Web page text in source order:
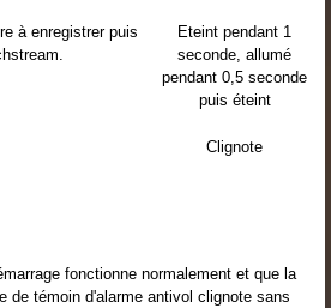
à enregistrer puis
Eteint pendant 1
seconde, allumé
pendant 0,5 seconde
puis éteint
Clignote
fonctionne normalement et que la
de témoin d'alarme antivol clignote sans